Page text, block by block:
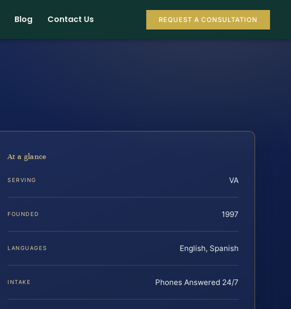
Blog Contact Us REQUEST A CONSULTATION
At a glance
SERVING VA
FOUNDED 1997
LANGUAGES English, Spanish
INTAKE Phones Answered 24/7